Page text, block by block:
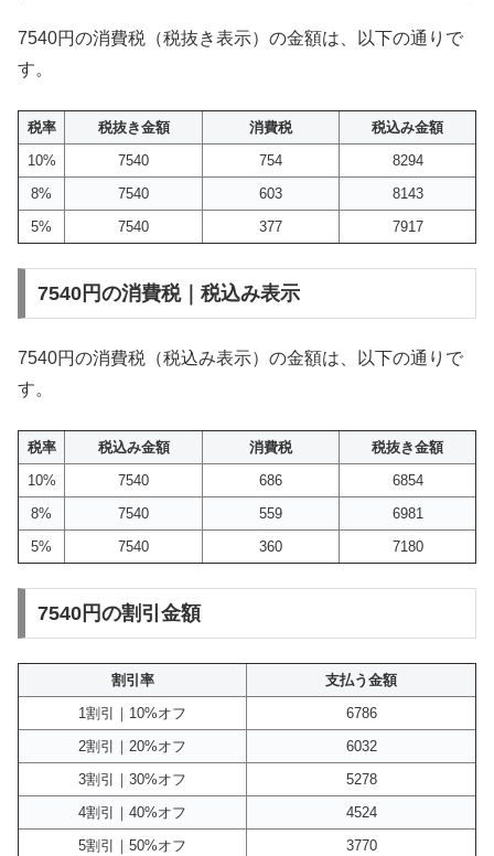
7540円の消費税（税抜き表示）の金額は、以下の通りで
す。
税率 税抜き金額 消費税
税込み金額
10%
7540 754
8294
8%
7540 603
8143
5%
7540 377 7917
7540円の消費税｜税込み表示
7540円の消費税（税込み表示）の金額は、以下の通りで
す。
税率 税込み金額 消費税
税抜き金額
10%
7540 686
6854
8%
7540 559
6981
5%
7540 360 7180
7540円の割引金額
割引率
支払う金額
1割引｜10%オフ
6786
2割引｜20%オフ
6032
3割引｜30%オフ
5278
4割引｜40%オフ
4524
5割引｜50%オフ
3770